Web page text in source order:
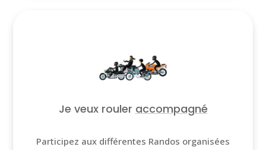
Je veux rouler accompagné
Participez aux différentes Randos organisées